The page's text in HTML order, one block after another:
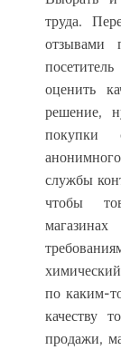
труда.
отзывами
оценить
решение,
покупки
службы
чтобы
по каким-
качеству
продажи,